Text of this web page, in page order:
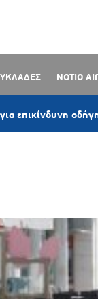
ΝΟΤΙΟ
οδήγηση και